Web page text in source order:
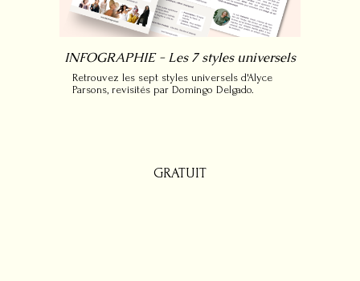
INFOGRAPHIE - Les 7 styles universels
Retrouvez les sept styles universels d'Alyce
Parsons, revisités par Domingo Delgado.
GRATUIT